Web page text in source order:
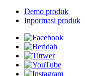
Demo produk
Inpormasi produk